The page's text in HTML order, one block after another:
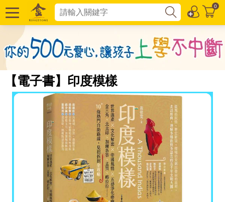
0
【電子書】印度模樣